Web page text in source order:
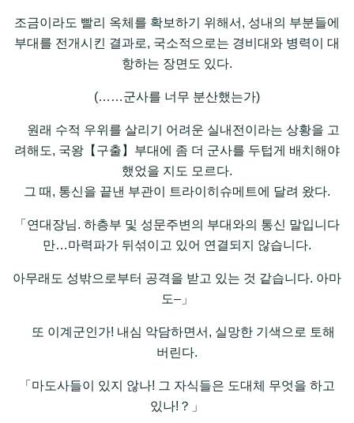
조금이라도 빨리 옥체를 확보하기 위해서, 성내의 부분들에
부대를 전개시킨 결과로, 국소적으로는 경비대와 병력이 대
항하는 장면도 있다.
(……군사를 너무 분산했는가)
원래 수적 우위를 살리기 어려운 실내전이라는 상황을 고
려해도, 국왕【구출】부대에 좀 더 군사를 두텁게 배치해야
했었을 지도 모르다.
그 때, 통신을 끝낸 부관이 트라이히슈메트에 달려 왔다.
「연대장님. 하층부 및 성문주변의 부대와의 통신 말입니다
만…마력파가 뒤섞이고 있어 연결되지 않습니다.
아무래도 성밖으로부터 공격을 받고 있는 것 같습니다. 아마
도–」
또 이계군인가! 내심 악담하면서, 실망한 기색으로 토해
버린다.
「마도사들이 있지 않나! 그 자식들은 도대체 무엇을 하고
있나!？」